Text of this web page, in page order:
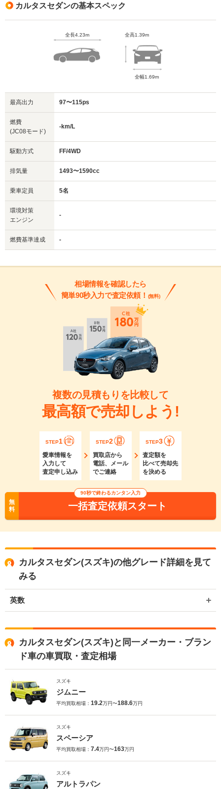
カルタスセダンの基本スペック
全長4.23m 全高1.39m
全幅1.69m
最高出力 97〜115ps
燃費
(JC08モード)
-km/L
駆動方式 FF/4WD
排気量 1493〜1590cc
乗車定員 5名
環境対策
エンジン
-
燃費基準達成 -
相場情報を確認したら
簡単90秒入力で査定依頼！ (無料)
複数の見積もりを比較して
最高額で売却しよう!
STEP1
愛車情報を
入力して
査定申し込み
STEP2
買取店から
電話、メール
でご連絡
STEP3
査定額を
比べて売却先
を決める
無
料
90秒で終わるカンタン入力
一括査定依頼スタート
カルタスセダン(スズキ)の他グレード詳細を見て
みる
英数
カルタスセダン(スズキ)と同一メーカー・ブラン
ド車の車買取・査定相場
スズキ
ジムニー
平均買取相場： 19.2万円〜188.6万円
スズキ
スペーシア
平均買取相場： 7.4万円〜163万円
スズキ
アルトラパン